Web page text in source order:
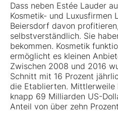
Dass neben Estée Lauder
Kosmetik- und Luxusfirmen
Beiersdorf davon
selbstverständlich. Sie
bekommen. Kosmetik
ermöglicht es kleinen
Zwischen 2008 und 2016
Schnitt mit 16 Prozent
die Etablierten. Mittlerweile
knapp 69 Milliarden US-
Anteil von über zehn